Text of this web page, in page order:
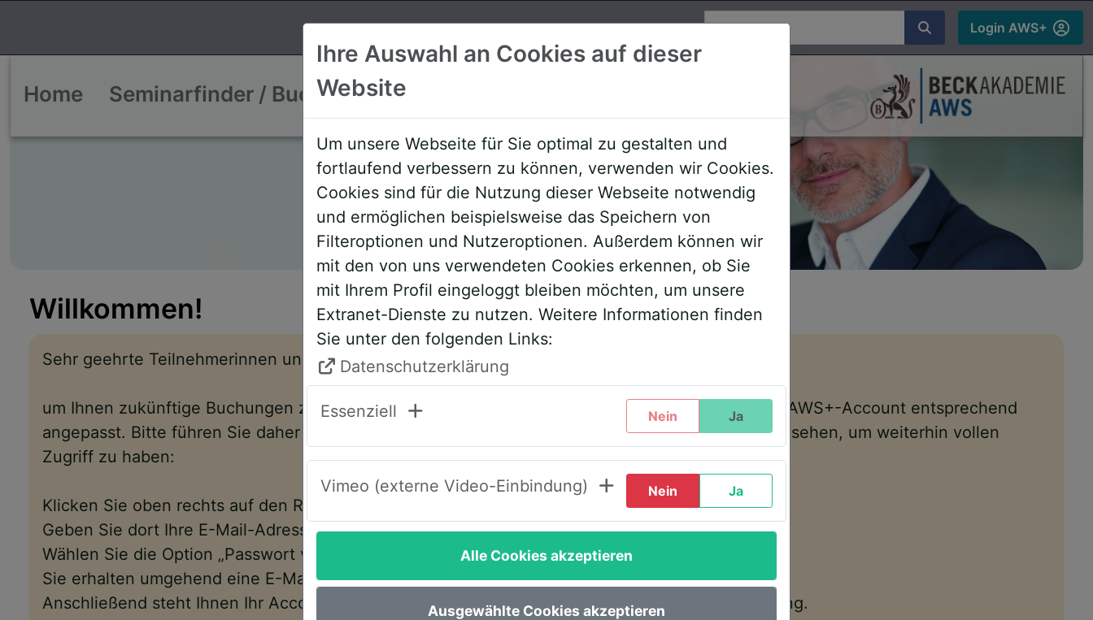
Suchen Login AWS+
Home Seminarfinder / Buchen Referenten
Willkommen!
Sehr geehrte Teilnehmerinnen und Teilnehmer,
um Ihnen zukünftige Buchungen zu erleichtern, haben wir unser System umstrukturiert und den AWS+-Account entsprechend
angepasst. Bitte führen Sie daher folgende Schritte durch, wenn Sie diesen Text zum ersten Mal sehen, um weiterhin vollen
Zugriff zu haben:
Klicken Sie oben rechts auf den Reiter „LOGIN AWS+“.
Geben Sie dort Ihre E-Mail-Adresse ein.
Wählen Sie die Option „Passwort vergessen“.
Sie erhalten umgehend eine E-Mail mit einem Link, um ein neues Passwort festzulegen.
Anschließend steht Ihnen Ihr Account wie gewohnt – nun im neuen Design – wieder zur Verfügung.
Ihre Auswahl an Cookies auf dieser
Website
Um unsere Webseite für Sie optimal zu gestalten und
fortlaufend verbessern zu können, verwenden wir Cookies.
Cookies sind für die Nutzung dieser Webseite notwendig
und ermöglichen beispielsweise das Speichern von
Filteroptionen und Nutzeroptionen. Außerdem können wir
mit den von uns verwendeten Cookies erkennen, ob Sie
mit Ihrem Profil eingeloggt bleiben möchten, um unsere
Extranet-Dienste zu nutzen. Weitere Informationen finden
Sie unter den folgenden Links:
Datenschutzerklärung
Essenziell Nein Ja
Vimeo (externe Video-Einbindung) Nein Ja
Alle Cookies akzeptieren
Ausgewählte Cookies akzeptieren